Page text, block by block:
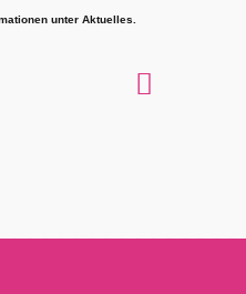
unter Aktuelles.